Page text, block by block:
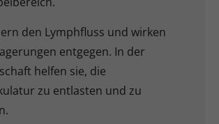
den Lymphfluss und wirken
entgegen. In der
helfen sie, die
zu entlasten und zu